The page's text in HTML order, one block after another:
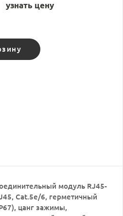
узнать цену
модуль RJ45-
Cat.5e/6, герметичный
цанг зажимы,